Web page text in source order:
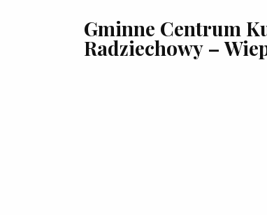
Gminne Centrum
Radziechowy –